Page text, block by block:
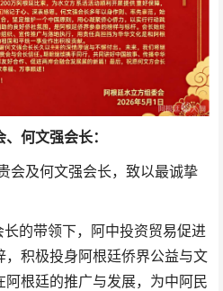
何文强会长：
会及何文强会长，致以最诚挚
的带领下，阿中投资贸易促进
积极投身阿根廷侨界公益与文
根廷的推广与发展，为中阿民